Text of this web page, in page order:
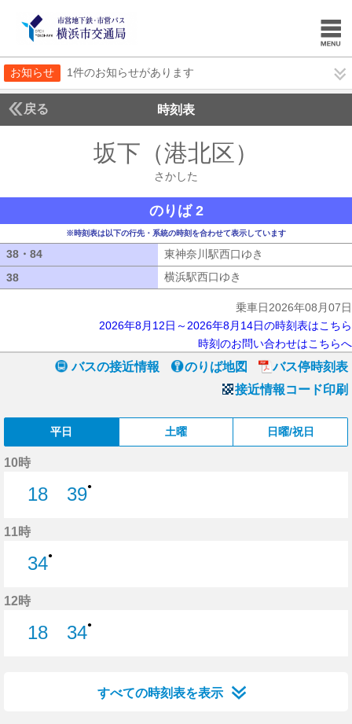
お知らせ 1件のお知らせがあります
戻る 時刻表
坂下（港北区）
さかした
のりば 2
※時刻表は以下の行先・系統の時刻を合わせて表示しています
38・84 東神奈川駅西口ゆき
38
横浜駅西口ゆき
乗車日2026年08月07日
2026年8月12日～2026年8月14日の時刻表はこちら
時刻のお問い合わせはこちらへ
バスの接近情報 のりば地図
バス停時刻表
接近情報コード印刷
平日 土曜 日曜/祝日
10時
18
39●
11時
34●
12時
18
34●
すべての時刻表を表示